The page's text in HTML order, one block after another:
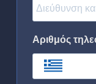
Αριθμός